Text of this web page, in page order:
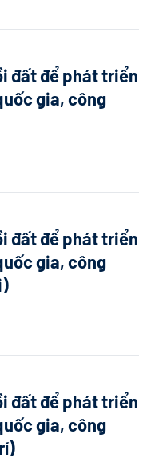
đất để phát triển
gia, công
đất để phát triển
gia, công
đất để phát triển
gia, công